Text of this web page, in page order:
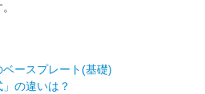
ースプレート(基礎)
の違いは？